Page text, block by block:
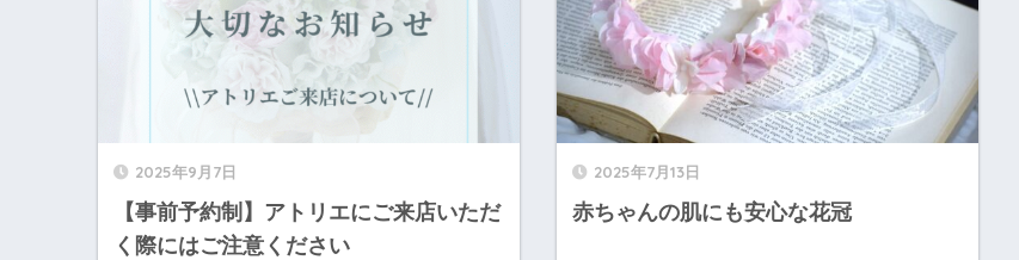
2025年9月7日
【事前予約制】アトリエにご来店いただ
く際にはご注意ください
2025年7月13日
赤ちゃんの肌にも安心な花冠